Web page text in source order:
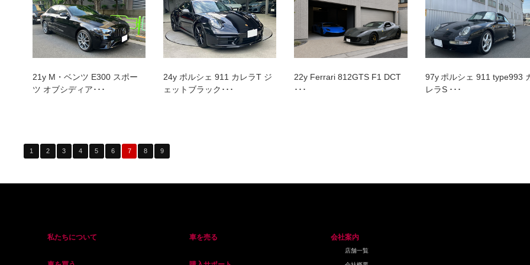
21y M・ベンツ E300 スポー
ツ オブシディア･･･
24y ポルシェ 911 カレラT ジ
ェットブラック･･･
22y Ferrari 812GTS F1 DCT
･･･
97y ポルシェ 911 type993
レラS ･･･
1 2 3 4 5 6 7 8 9
私たちについて 車を売る 会社案内
店舗一覧